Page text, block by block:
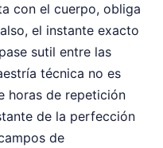
con el cuerpo, obliga
el instante exacto
sutil entre las
técnica no es
horas de repetición
de la perfección
de